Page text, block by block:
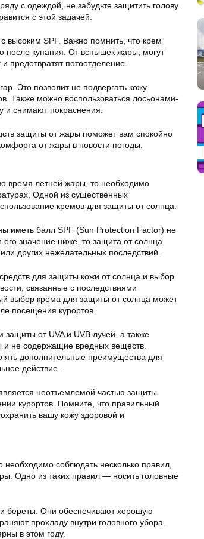
с одеждой, не забудьте защитить голову
с этой задачей.
высоким SPF. Важно помнить, что крем
после купания. От вспышек жары, могут
предотвратят потоотделение.
Это позволит не подвергать кожу
Также можно воспользоваться лосьонами-
и снимают покраснения.
защиты от жары поможет вам спокойно
от жары в новости погоды.
время летней жары, то необходимо
Одной из существенных
кремов для защиты от солнца.
иметь балл SPF (Sun Protection Factor) не
значение ниже, то защита от солнца
других нежелательных последствий.
для защиты кожи от солнца и выбор
связанные с последствиями
выбор крема для защиты от солнца может
посещения курортов.
защиты от UVA и UVB лучей, а также
не содержащие вредных веществ.
дополнительные преимущества для
действие.
неотъемлемой частью защиты
курортов. Помните, что правильный
вашу кожу здоровой и
необходимо соблюдать несколько правил,
Одно из таких правил — носить головные
береты. Они обеспечивают хорошую
прохладу внутри головного убора.
в этом году.